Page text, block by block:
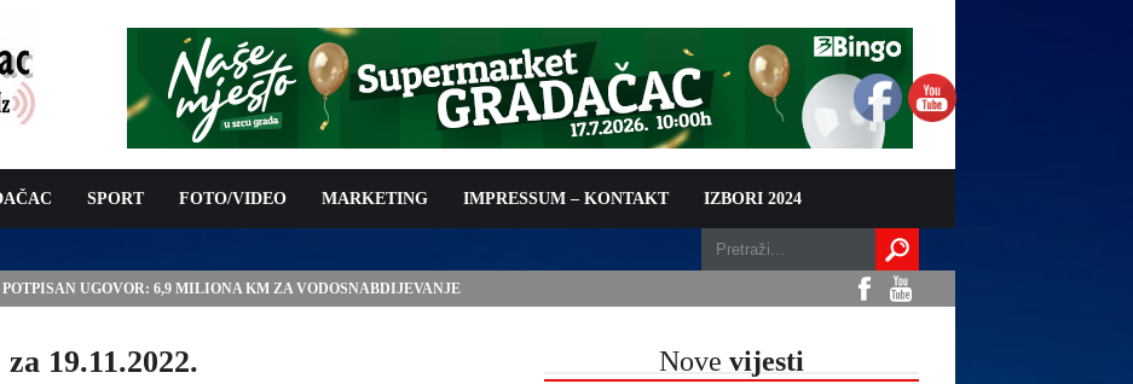
SPORT FOTO/VIDEO MARKETING IMPRESSUM – KONTAKT IZBORI 2024
UGOVOR: 6,9 MILIONA KM ZA VODOSNABDIJEVANJE
19.11.2022. Nove vijesti